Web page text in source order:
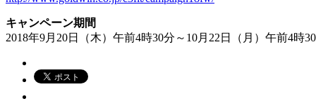
キャンペーン期間
2018年9月20日（木）午前4時30分～10月22日（月）午前4時